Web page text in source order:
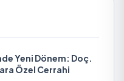
Yeni Dönem: Doç.
Özel Cerrahi